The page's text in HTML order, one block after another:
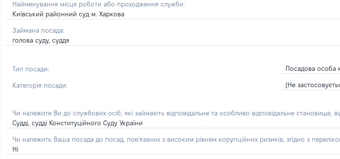
Найменування місця роботи або проходження служби:
Київський районний суд м. Харкова
Займана посада:
голова суду, суддя
Тип посади: Посадова особа
Категорія посади: [Не
Чи належите Ви до службових осіб, які займають відповідальне та особливо відповідальне становище,
Судді, судді Конституційного Суду України
Чи належить Ваша посада до посад, пов'язаних з високим рівнем корупційних ризиків, згідно з
Ні